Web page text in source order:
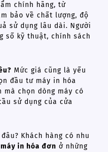
chính hãng, từ
bảo về chất lượng, độ
sử dụng lâu dài. Người
số kỹ thuật, chính sách
Mức giá cũng là yếu
đầu tư máy in hóa
chọn dòng máy có
sử dụng của cửa
Khách hàng có nhu
in hóa đơn ở những